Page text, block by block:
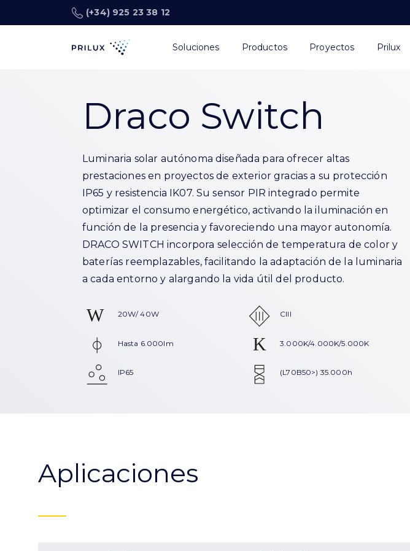
(+34) 925 23 38 12
Soluciones Productos Proyectos Prilux
Draco Switch
Luminaria solar autónoma diseñada para ofrecer altas
prestaciones en proyectos de exterior gracias a su protección
IP65 y resistencia IK07. Su sensor PIR integrado permite
optimizar el consumo energético, activando la iluminación en
función de la presencia y favoreciendo una mayor autonomía.
DRACO SWITCH incorpora selección de temperatura de color y
baterías reemplazables, facilitando la adaptación de la luminaria
a cada entorno y alargando la vida útil del producto.
20W/ 40W
Hasta 6.000lm
IP65
CIII
3.000K/4.000K/5.000K
(L70B50>) 35.000h
Aplicaciones